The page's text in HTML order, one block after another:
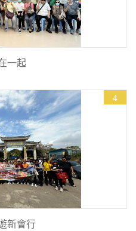
一起
4
新會行